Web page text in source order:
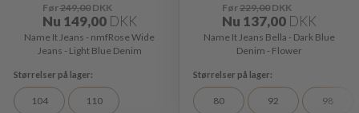
Før249,00DKK
Nu 149,00 DKK
Name It Jeans - nmfRose Wide
Jeans - Light Blue Denim
104 110
Før229,00 DKK
Nu 137,00 DKK
Name It Jeans Bella - Dark Blue
Denim - Flower
80 92 98